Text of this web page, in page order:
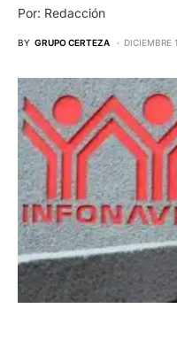
Por: Redacción
BY GRUPO CERTEZA DICIEMBRE